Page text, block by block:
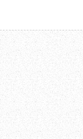
2026.05.26